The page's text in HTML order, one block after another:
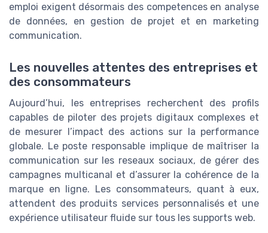
emploi exigent désormais des competences en analyse
de données, en gestion de projet et en marketing
communication.
Les nouvelles attentes des entreprises et
des consommateurs
Aujourd’hui, les entreprises recherchent des profils
capables de piloter des projets digitaux complexes et
de mesurer l’impact des actions sur la performance
globale. Le poste responsable implique de maîtriser la
communication sur les reseaux sociaux, de gérer des
campagnes multicanal et d’assurer la cohérence de la
marque en ligne. Les consommateurs, quant à eux,
attendent des produits services personnalisés et une
expérience utilisateur fluide sur tous les supports web.